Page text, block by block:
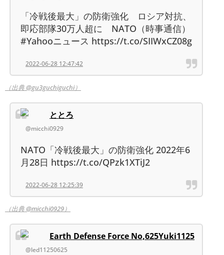
「冷戦後最大」の防衛強化 ロシア対抗、
即応部隊30万人超に NATO（時事通信）
#Yahooニュース https://t.co/SIIWxCZ08g
2022-06-28 12:47:42
（出典 @gu3guchiguchi）
ととろ
@micchi0929
NATO「冷戦後最大」の防衛強化 2022年6
月28日 https://t.co/QPzk1XTiJ2
2022-06-28 12:25:39
（出典 @micchi0929）
Earth Defense Force No,625Yuki1125
@led11250625